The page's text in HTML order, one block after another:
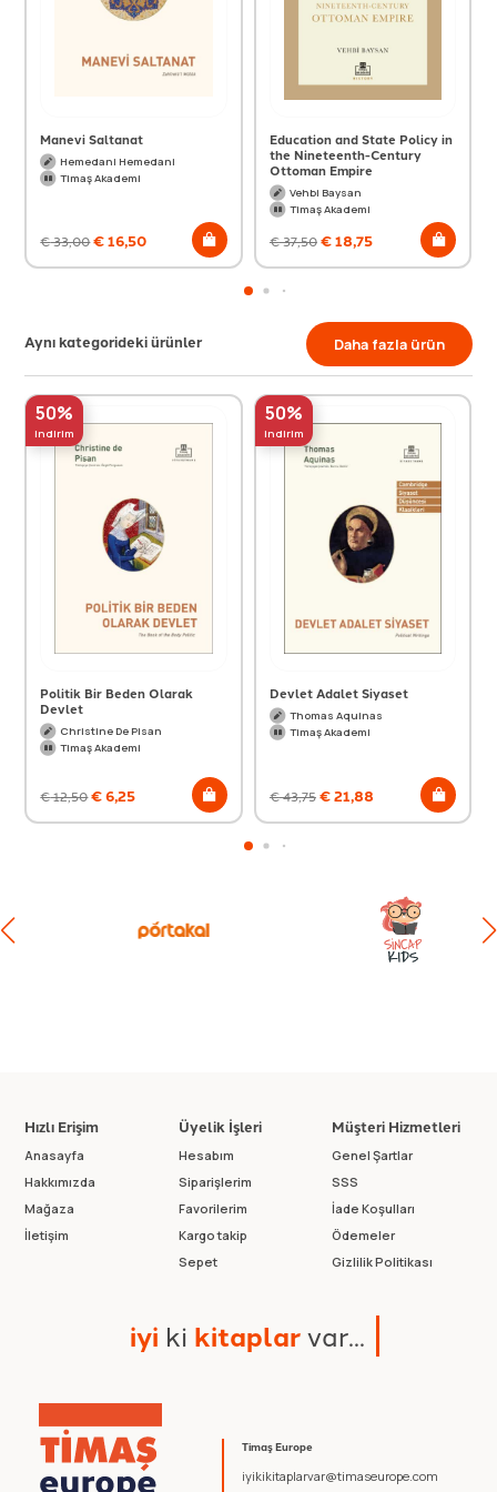
Manevi Saltanat
Hemedani Hemedani
Timaş Akademi
€33,00€16,50
Education and State Policy in
the Nineteenth-Century
Ottoman Empire
Vehbi Baysan
Timaş Akademi
€37,50€18,75
Aynı kategorideki ürünler Daha fazla ürün
50%
indirim
Politik Bir Beden Olarak
Devlet
Christine De Pisan
Timaş Akademi
€12,50€6,25
50%
indirim
Devlet Adalet Siyaset
Thomas Aquinas
Timaş Akademi
€43,75€21,88
Timaş Europe
iyikikitaplarvar@timaseurope.com
Hızlı Erişim
Anasayfa
Hakkımızda
Mağaza
İletişim
Üyelik İşleri
Hesabım
Siparişlerim
Favorilerim
Kargo takip
Sepet
Müşteri Hizmetleri
Genel Şartlar
SSS
İade Koşulları
Ödemeler
Gizlilik Politikası
iyi ki kitaplarvar...